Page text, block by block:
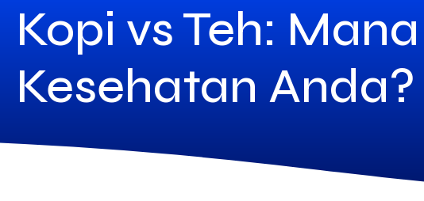
Kopi vs Teh:
Kesehatan Anda?